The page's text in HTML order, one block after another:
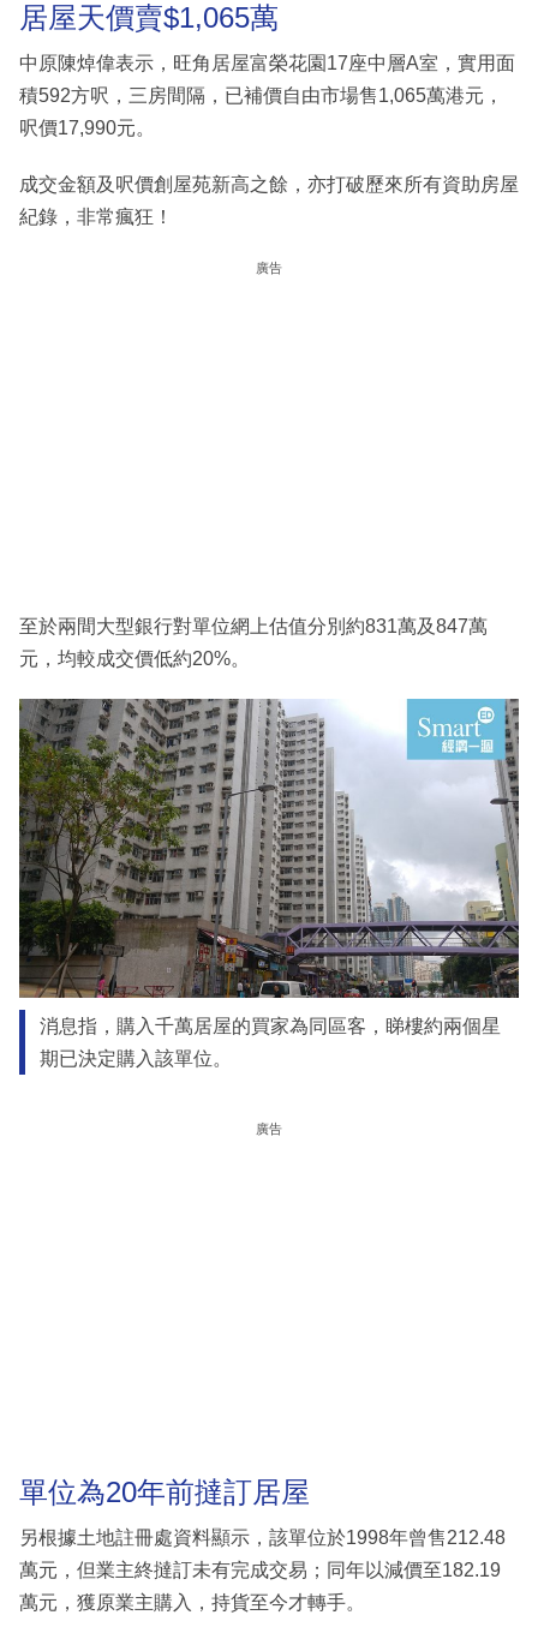
居屋天價賣$1,065萬
中原陳焯偉表示，旺角居屋富榮花園17座中層A室，實用面
積592方呎，三房間隔，已補價自由市場售1,065萬港元，
呎價17,990元。
成交金額及呎價創屋苑新高之餘，亦打破歷來所有資助房屋
紀錄，非常瘋狂！
廣告
至於兩間大型銀行對單位網上估值分別約831萬及847萬
元，均較成交價低約20%。
消息指，購入千萬居屋的買家為同區客，睇樓約兩個星
期已決定購入該單位。
廣告
單位為20年前撻訂居屋
另根據土地註冊處資料顯示，該單位於1998年曾售212.48
萬元，但業主終撻訂未有完成交易；同年以減價至182.19
萬元，獲原業主購入，持貨至今才轉手。